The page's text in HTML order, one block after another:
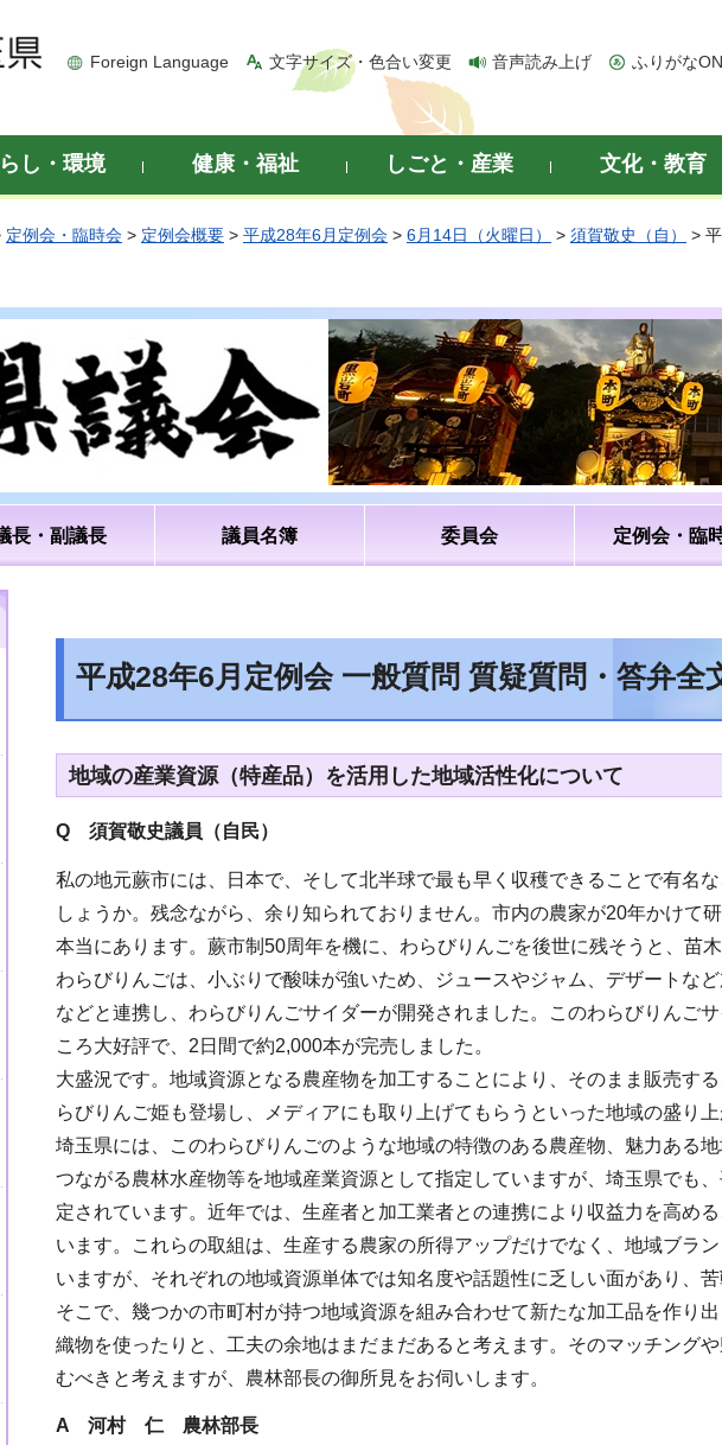
Foreign Language 文字サイズ・色合い変更 音声読み上げ ふりがなON
し・環境 健康・福祉 しごと・産業 文化・教育
定例会・臨時会 > 定例会概要 > 平成28年6月定例会 > 6月14日（火曜日） > 須賀敬史（自）
>
長・副議長 議員名簿 委員会 定例会・臨
平成28年6月定例会 一般質問 質疑質問・答弁全
地域の産業資源（特産品）を活用した地域活性化について
Q 須賀敬史議員（自民）
私の地元蕨市には、日本で、そして北半球で最も早く収穫できることで有名
しょうか。残念ながら、余り知られておりません。市内の農家が20年かけて
本当にあります。蕨市制50周年を機に、わらびりんごを後世に残そうと、苗
わらびりんごは、小ぶりで酸味が強いため、ジュースやジャム、デザートな
などと連携し、わらびりんごサイダーが開発されました。このわらびりんご
ころ大好評で、2日間で約2,000本が完売しました。
大盛況です。地域資源となる農産物を加工することにより、そのまま販売す
らびりんご姫も登場し、メディアにも取り上げてもらうといった地域の盛り
埼玉県には、このわらびりんごのような地域の特徴のある農産物、魅力ある
つながる農林水産物等を地域産業資源として指定していますが、埼玉県でも
定されています。近年では、生産者と加工業者との連携により収益力を高め
います。これらの取組は、生産する農家の所得アップだけでなく、地域ブラ
いますが、それぞれの地域資源単体では知名度や話題性に乏しい面があり、
そこで、幾つかの市町村が持つ地域資源を組み合わせて新たな加工品を作り
織物を使ったりと、工夫の余地はまだまだあると考えます。そのマッチング
むべきと考えますが、農林部長の御所見をお伺いします。
A 河村 仁 農林部長